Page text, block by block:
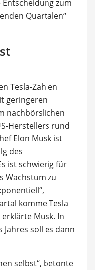
zum
Quartalen“
Tesla-Zahlen
geringeren
nachbörslichen
Herstellers rund
Elon Musk ist
des
ist schwierig für
Wachstum zu
komme Tesla
Musk. In
soll es dann
selbst“, betonte